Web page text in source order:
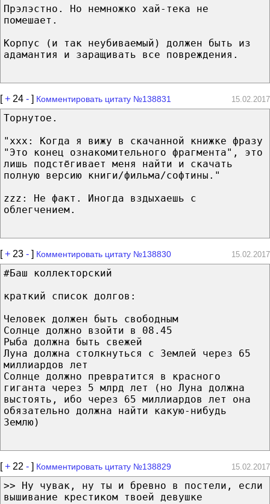
Прэлэстно. Но немножко хай-тека не
помешает.
Корпус (и так неубиваемый) должен быть из
адамантия и заращивать все повреждения.
[+ 24 - ] Комментировать цитату №138831 15.02.2017
Торнутое.
"xxx: Когда я вижу в скачанной книжке фразу
"Это конец ознакомительного фрагмента", это
лишь подстёгивает меня найти и скачать
полную версию книги/фильма/софтины."
zzz: Не факт. Иногда вздыхаешь с
облегчением.
[+ 23 - ] Комментировать цитату №138830 15.02.2017
#Баш коллекторский
краткий список долгов:
Человек должен быть свободным
Солнце должно взойти в 08.45
Рыба должна быть свежей
Луна должна столкнуться с Землей через 65
миллиардов лет
Солнце должно превратится в красного
гиганта через 5 млрд лет (но Луна должна
выстоять, ибо через 65 миллиардов лет она
обязательно должна найти какую-нибудь
Землю)
[+ 22 - ] Комментировать цитату №138829 15.02.2017
>> Ну чувак, ну ты и бревно в постели, если
вышивание крестиком твоей девушке